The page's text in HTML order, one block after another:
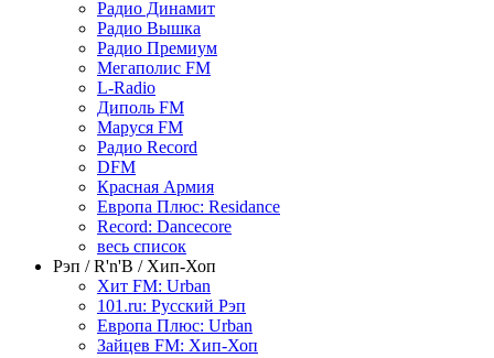
Радио Динамит
Радио Вышка
Радио Премиум
Мегаполис FM
L-Radio
Диполь FM
Маруся FM
Радио Record
DFM
Красная Армия
Европа Плюс: Residance
Record: Dancecore
весь список
Рэп / R'n'B / Хип-Хоп
Хит FM: Urban
101.ru: Русский Рэп
Европа Плюс: Urban
Зайцев FM: Хип-Хоп